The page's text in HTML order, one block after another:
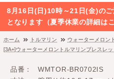
8月16日(日)10時～21日(金)の
となります（夏季休業の詳細はこ
ホーム トルマリン ウォーターメロン
[3A+]ウォーターメロントルマリンブレスレ
品番
WMTOR-BR0702IS